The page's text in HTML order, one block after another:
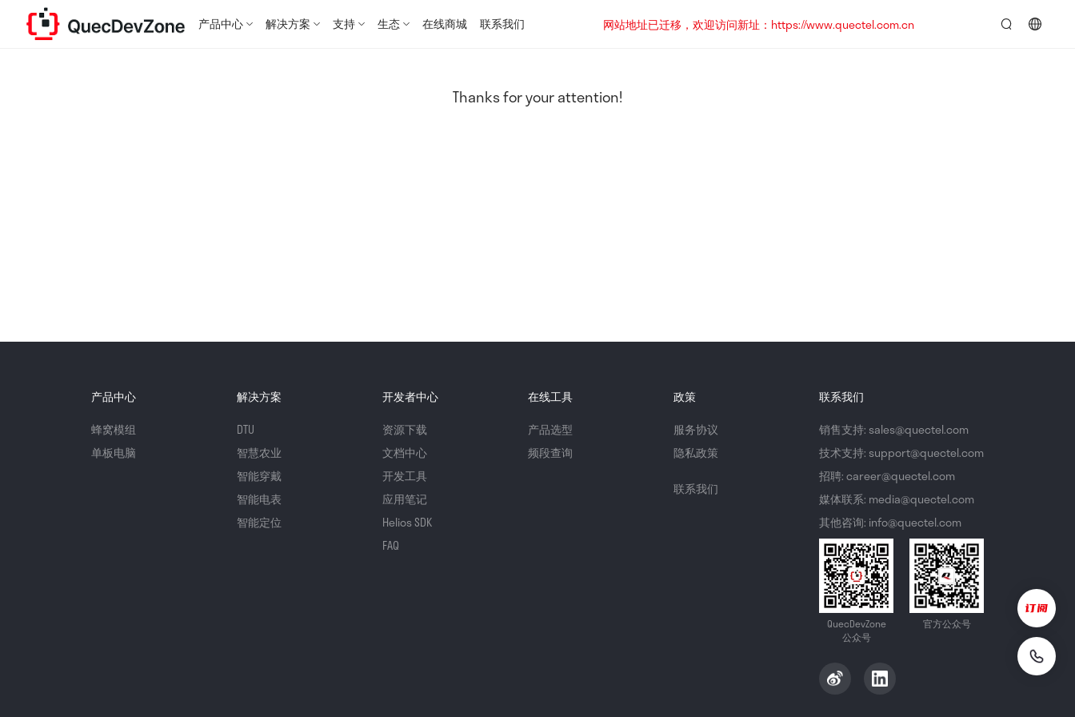
产品中心 解决方案 支持 生态 在线商城 联系我们
网站地址已迁移，欢迎访问新址：https://www.quectel.com.cn
Thanks for your attention!
产品中心
蜂窝模组
单板电脑
解决方案
DTU
智慧农业
智能穿戴
智能电表
智能定位
开发者中心
资源下载
文档中心
开发工具
应用笔记
Helios SDK
FAQ
在线工具
产品选型
频段查询
政策
服务协议
隐私政策
联系我们
联系我们
销售支持: sales@quectel.com
技术支持: support@quectel.com
招聘: career@quectel.com
媒体联系: media@quectel.com
其他咨询: info@quectel.com
QuecDevZone
公众号
官方公众号